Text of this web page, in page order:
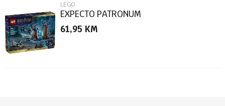
LEGO
EXPECTO PATRONUM
61,95 KM